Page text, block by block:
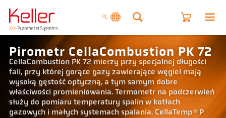
PL
Pirometr CellaCombustion PK 72
CellaCombustion PK 72 mierzy przy specjalnej długości
fali, przy której gorące gazy zawierające węgiel mają
wysoką gęstość optyczną, a tym samym dobre
właściwości promieniowania. Termometr na podczerwień
służy do pomiaru temperatury spalin w kotłach
gazowych i małych systemach spalania. CellaTemp® P